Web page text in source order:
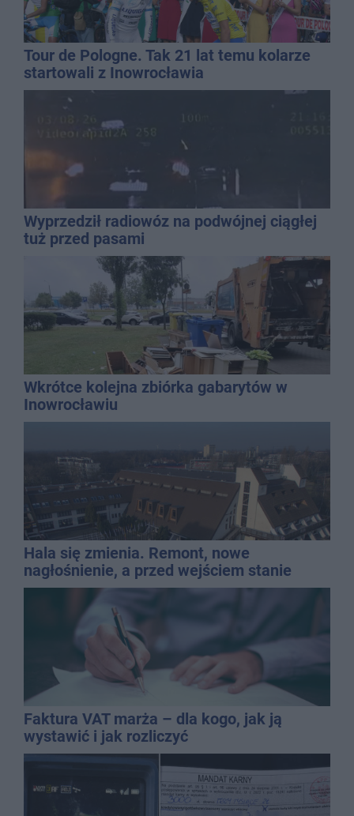
Tour de Pologne. Tak 21 lat temu kolarze
startowali z Inowrocławia
Wyprzedził radiowóz na podwójnej ciągłej
tuż przed pasami
Wkrótce kolejna zbiórka gabarytów w
Inowrocławiu
Hala się zmienia. Remont, nowe
nagłośnienie, a przed wejściem stanie
QEMETICA ARENA
Faktura VAT marża – dla kogo, jak ją
wystawić i jak rozliczyć